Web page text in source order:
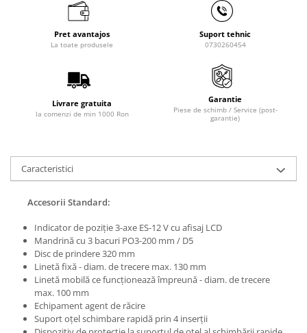
Masini de frezat cu batiu
Masini de frezat multifunctionale
Masini de frezat universale SERVO
Masini de slefuit metal
Masini de ascutit burghie
Masini de lustruit
Masini de rectificat plan
Masini de rectificat plan
Masini de satinat
Masini de slefuit combinate
Masini de slefuit cu banda
Masini de slefuit cu disc
Masini de slefuit cu mediu umed si
Masini de slefuit cutite de gravat
Masini de tesit
Pret avantajos
La toate produsele
Suport tehnic
0730260454
Livrare gratuita
la comenzi de min 1000 Ron
Garantie
Piese de schimb / Service (post-
garantie)
Caracteristici
Accesorii Standard:
Indicator de poziţie 3-axe ES-12 V cu afisaj LCD
Mandrină cu 3 bacuri PO3-200 mm / D5
Disc de prindere 320 mm
Linetă fixă - diam. de trecere max. 130 mm
Linetă mobilă ce funcţionează împreună - diam. de trecere
max. 100 mm
Echipament agent de răcire
Suport oţel schimbare rapidă prin 4 inserții